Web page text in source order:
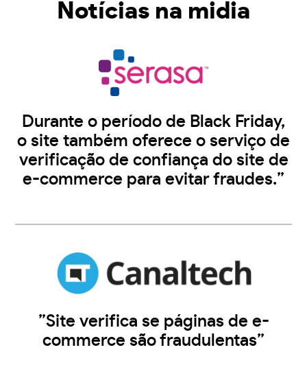
Notícias na midia
Durante o período de Black Friday,
o site também oferece o serviço de
verificação de confiança do site de
e-commerce para evitar fraudes.”
”Site verifica se páginas de e-
commerce são fraudulentas”